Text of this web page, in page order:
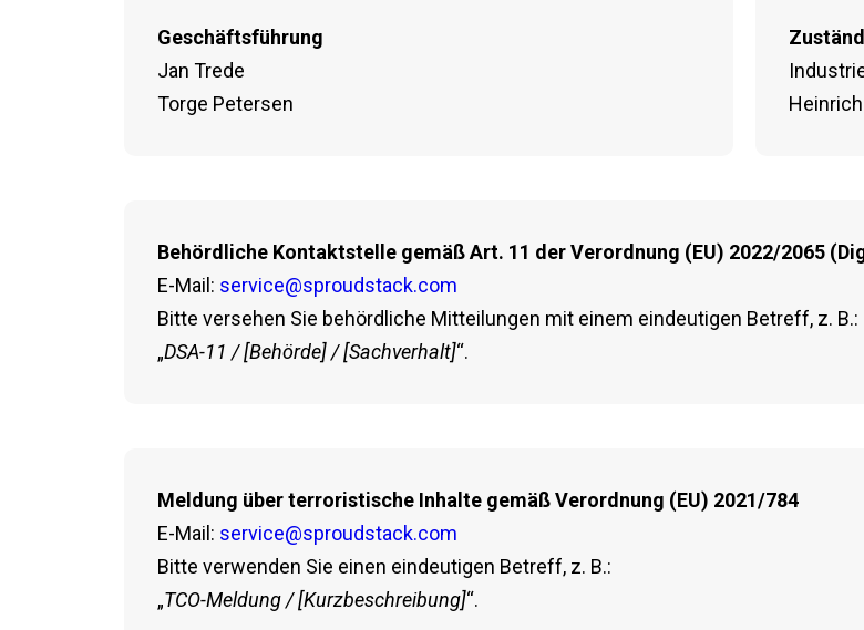
Geschäftsführung
Jan Trede
Torge Petersen
Behördliche Kontaktstelle gemäß Art. 11 der Verordnung (EU) 2022/2065
E-Mail: service@sproudstack.com
Bitte versehen Sie behördliche Mitteilungen mit einem eindeutigen Betreff, z. B.:
„DSA-11 / [Behörde] / [Sachverhalt]“.
Meldung über terroristische Inhalte gemäß Verordnung (EU) 2021/784
E-Mail: service@sproudstack.com
Bitte verwenden Sie einen eindeutigen Betreff, z. B.:
„TCO-Meldung / [Kurzbeschreibung]“.